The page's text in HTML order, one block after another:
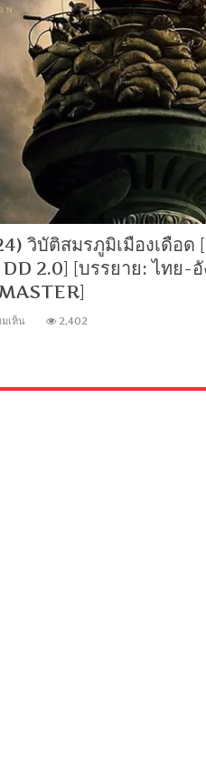
วิบัติสมรภูมิเมืองเดือด [
2.0] [บรรยาย: ไทย-
เห็นบน
War
2,402